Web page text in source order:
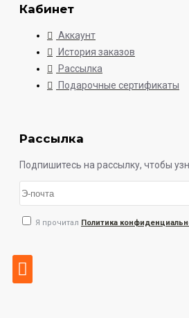
Кабинет
Аккаунт
История заказов
Рассылка
Подарочные сертификаты
Рассылка
Подпишитесь на рассылку, чтобы
Я прочитал Политика